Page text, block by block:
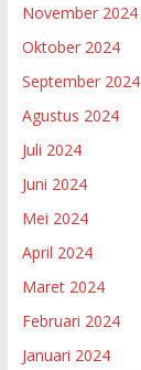
November 2024
Oktober 2024
September 2024
Agustus 2024
Juli 2024
Juni 2024
Mei 2024
April 2024
Maret 2024
Februari 2024
Januari 2024